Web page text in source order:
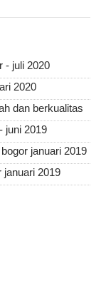
- juli 2020
2020
dan berkualitas
juni 2019
januari 2019
januari 2019